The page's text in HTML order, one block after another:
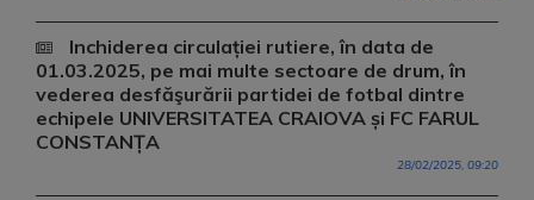
Inchiderea circulației rutiere, în data de
01.03.2025, pe mai multe sectoare de drum, în
vederea desfăşurării partidei de fotbal dintre
echipele UNIVERSITATEA CRAIOVA și FC FARUL
CONSTANȚA
28/02/2025, 09:20